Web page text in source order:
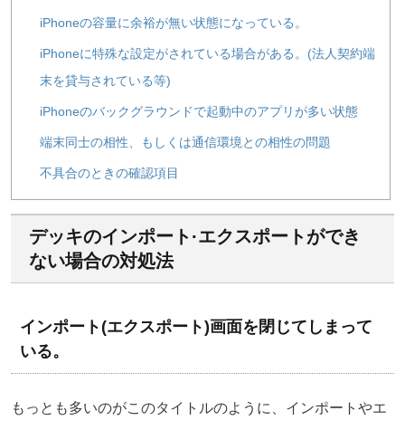
iPhoneの容量に余裕が無い状態になっている。
iPhoneに特殊な設定がされている場合がある。(法人契約端
末を貸与されている等)
iPhoneのバックグラウンドで起動中のアプリが多い状態
端末同士の相性、もしくは通信環境との相性の問題
不具合のときの確認項目
デッキのインポート·エクスポートができ
ない場合の対処法
インポート(エクスポート)画面を閉じてしまって
いる。
もっとも多いのがこのタイトルのように、インポートやエ